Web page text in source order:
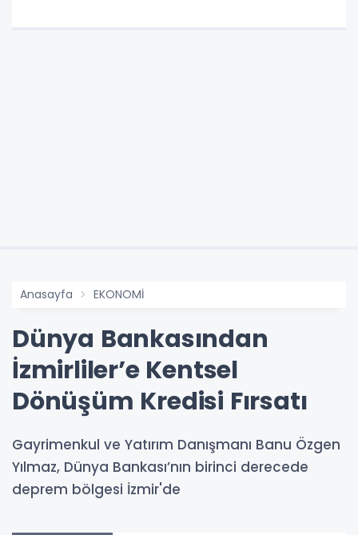
Anasayfa EKONOMİ
Dünya Bankasından
İzmirliler’e Kentsel
Dönüşüm Kredisi Fırsatı
Gayrimenkul ve Yatırım Danışmanı Banu Özgen
Yılmaz, Dünya Bankası’nın birinci derecede
deprem bölgesi İzmir'de